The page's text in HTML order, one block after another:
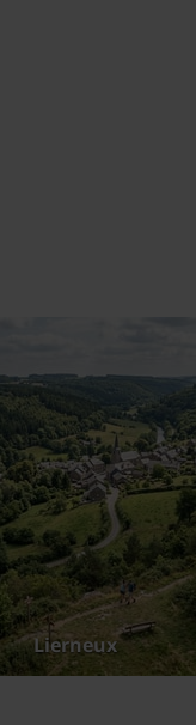
Lierneux